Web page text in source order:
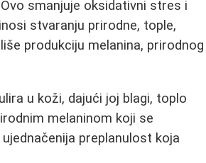
smanjuje oksidativni stres i
stvaranju prirodne, tople,
produkciju melanina, prirodnog
u koži, dajući joj blagi, toplo
melaninom koji se
preplanulost koja